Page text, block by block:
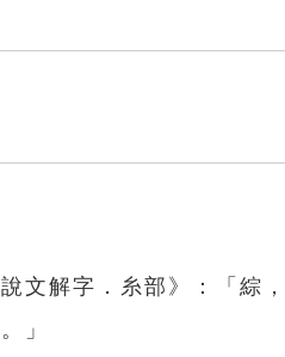
文解字．糸部》：「綜
」